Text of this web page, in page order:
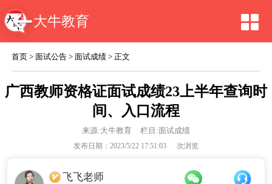
大牛教育
首页 >面试公告 >面试成绩 > 正文
广西教师资格证面试成绩23上半年查询时
间、入口流程
来源:大牛教育 栏目:面试成绩
发布日期：2023/5/22 17:51:03 次浏览
飞飞老师